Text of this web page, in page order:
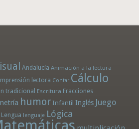
Andalucía Animación a la lectura
lectora Contar Cálculo
tradicional Escritura Fracciones
humor Infantil Inglés Juego
Lengua lenguaje Lógica